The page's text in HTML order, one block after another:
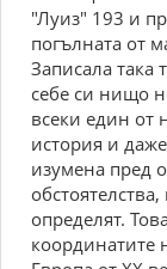
"Луиз" 193 и
погълната от
Записала така
себе си нищо
всеки един от
история и
изумена пред
определят.
координатите